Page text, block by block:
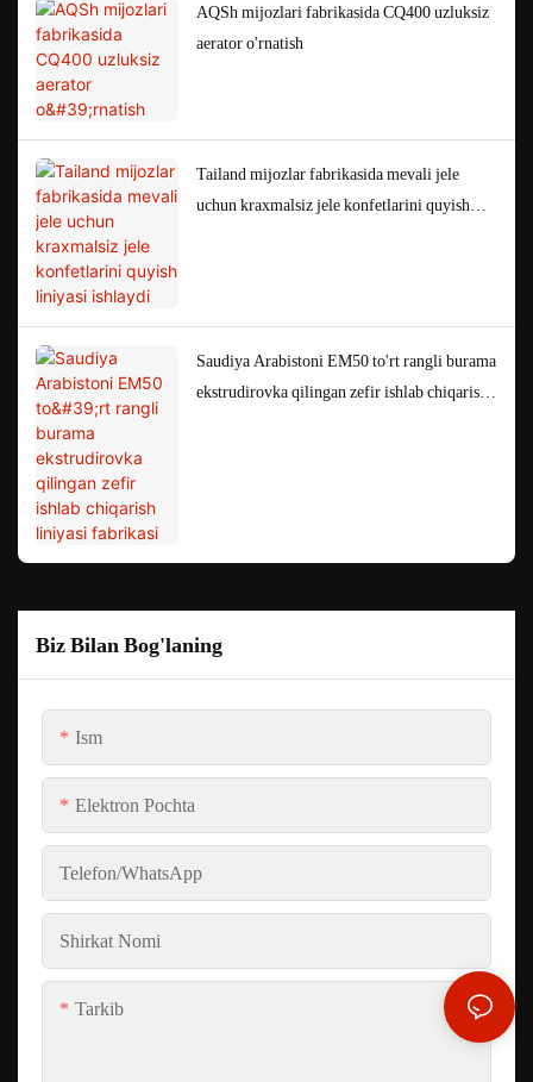
AQSh mijozlari fabrikasida CQ400 uzluksiz
aerator o'rnatish
Tailand mijozlar fabrikasida mevali jele
uchun kraxmalsiz jele konfetlarini quyish
Saudiya Arabistoni EM50 to'rt rangli burama
ekstrudirovka qilingan zefir ishlab chiqarish
Biz Bilan Bog'laning
Ism
Elektron Pochta
Telefon/whatsApp
Shirkat Nomi
Tarkib